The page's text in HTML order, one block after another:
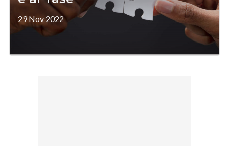
29 Nov 2022